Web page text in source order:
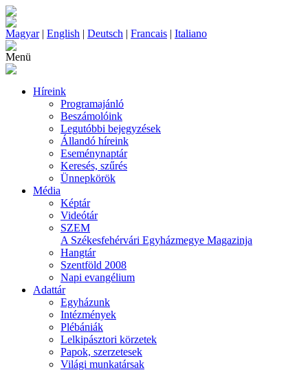
Magyar| English | Deutsch | Francais | Italiano
Menü
Híreink
Programajánló
Beszámolóink
Legutóbbi bejegyzések
Állandó híreink
Eseménynaptár
Keresés, szűrés
Ünnepkörök
Média
Képtár
Videótár
SZEM
A Székesfehérvári Egyházmegye Magazinja
Hangtár
Szentföld 2008
Napi evangélium
Adattár
Egyházunk
Intézmények
Plébániák
Lelkipásztori körzetek
Papok, szerzetesek
Világi munkatársak